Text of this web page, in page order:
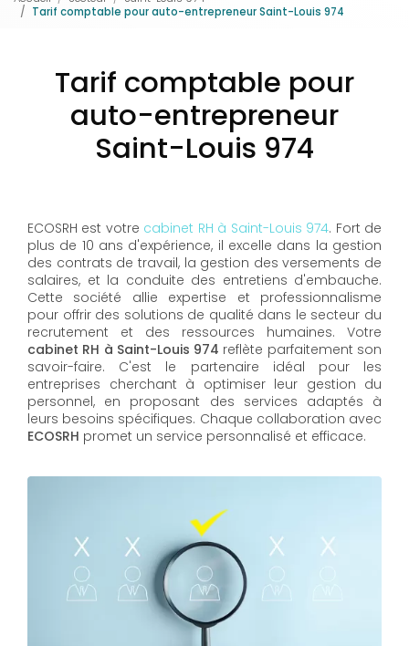
Tarif comptable pour auto-entrepreneur Saint-Louis 974
Tarif comptable pour
auto-entrepreneur
Saint-Louis 974
ECOSRH est votre cabinet RH à Saint-Louis 974. Fort de
plus de 10 ans d'expérience, il excelle dans la gestion
des contrats de travail, la gestion des versements de
salaires, et la conduite des entretiens d'embauche.
Cette société allie expertise et professionnalisme
pour offrir des solutions de qualité dans le secteur du
recrutement et des ressources humaines. Votre
cabinet RH à Saint-Louis 974 reflète parfaitement son
savoir-faire. C'est le partenaire idéal pour les
entreprises cherchant à optimiser leur gestion du
personnel, en proposant des services adaptés à
leurs besoins spécifiques. Chaque collaboration avec
ECOSRH promet un service personnalisé et efficace.